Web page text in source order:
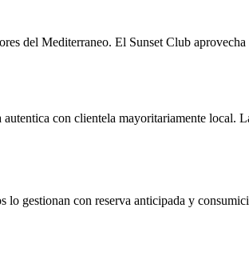
del Mediterraneo. El Sunset Club
con clientela mayoritariamente local.
lo gestionan con reserva anticipada y